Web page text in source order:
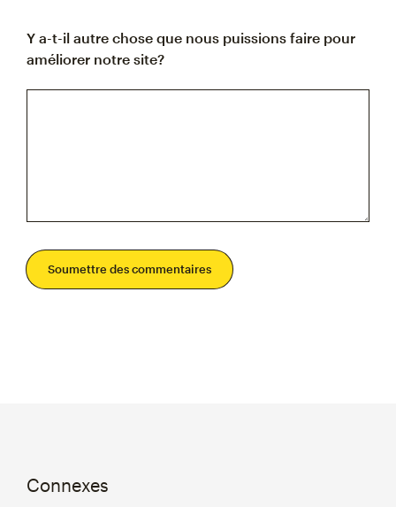
Y a-t-il autre chose que nous puissions faire pour
améliorer notre site?
Soumettre des commentaires
Connexes